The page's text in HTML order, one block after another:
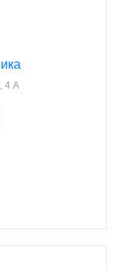
4 А